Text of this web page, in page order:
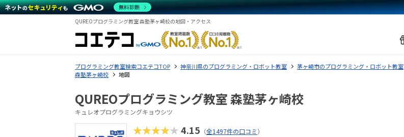
QUREOプログラミング教室 森塾茅ヶ崎校の地図・アクセス
プログラミング教室検索コエテコTOP 神奈川県のプログラミング・ロボット教室 茅ヶ崎市のプログラミング・ロボット教室
森塾茅ヶ崎校
地図
QUREOプログラミング教室 森塾茅ヶ崎校
キュレオプログラミングキョウシツ
★★★★★4.15 （全1497件の口コミ）
無料診断